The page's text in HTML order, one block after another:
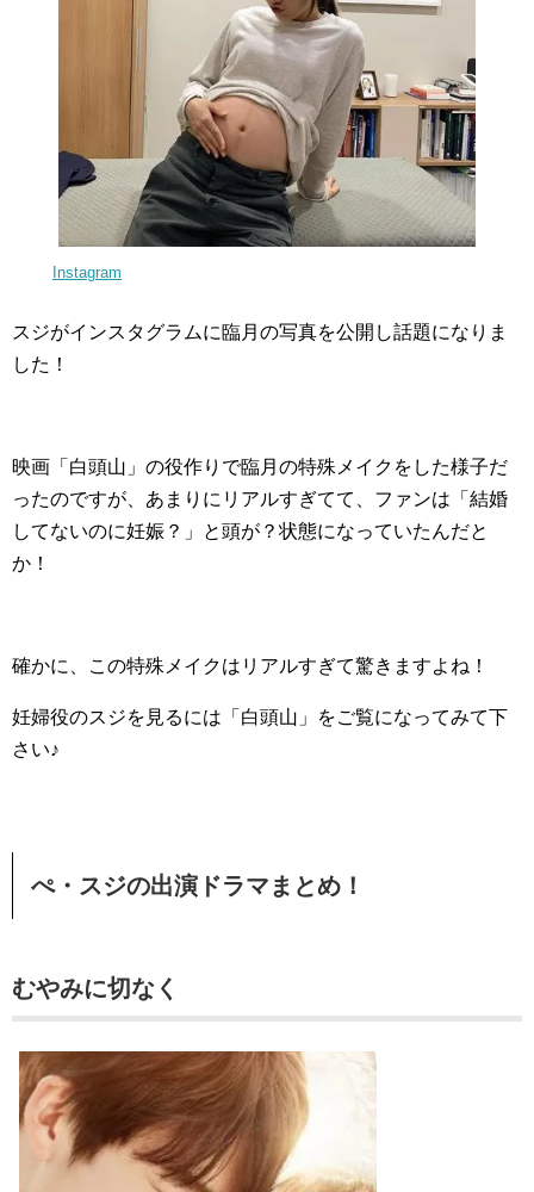
Instagram
スジがインスタグラムに臨月の写真を公開し話題になりま
した！
映画「白頭山」の役作りで臨月の特殊メイクをした様子だ
ったのですが、あまりにリアルすぎてて、ファンは「結婚
してないのに妊娠？」と頭が？状態になっていたんだと
か！
確かに、この特殊メイクはリアルすぎて驚きますよね！
妊婦役のスジを見るには「白頭山」をご覧になってみて下
さい♪
ぺ・スジの出演ドラマまとめ！
むやみに切なく